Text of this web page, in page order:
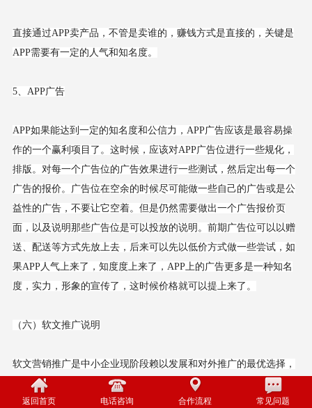
直接通过APP卖产品，不管是卖谁的，赚钱方式是直接的，关键是
APP需要有一定的人气和知名度。
5、APP广告
APP如果能达到一定的知名度和公信力，APP广告应该是最容易操
作的一个赢利项目了。这时候，应该对APP广告位进行一些规化，
排版。对每一个广告位的广告效果进行一些测试，然后定出每一个
广告的报价。广告位在空余的时候尽可能做一些自己的广告或是公
益性的广告，不要让它空着。但是仍然需要做出一个广告报价页
面，以及说明那些广告位是可以投放的说明。前期广告位可以以赠
送、配送等方式先放上去，后来可以先以低价方式做一些尝试，如
果APP人气上来了，知度度上来了，APP上的广告更多是一种知名
度，实力，形象的宣传了，这时候价格就可以提上来了。
（六）软文推广说明
软文营销推广是中小企业现阶段赖以发展和对外推广的最优选择，
通过软文推广能够带动企业销量的快速增长。通过软文营销推广创
建的是企业品牌价值，这样带来的客户比一般推广方式更有黏性，
返回首页 电话咨询 合作流程 常见问题